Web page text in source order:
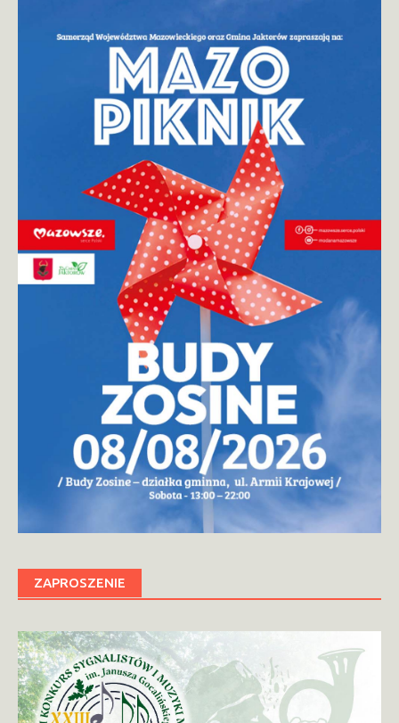
ZAPROSZENIE